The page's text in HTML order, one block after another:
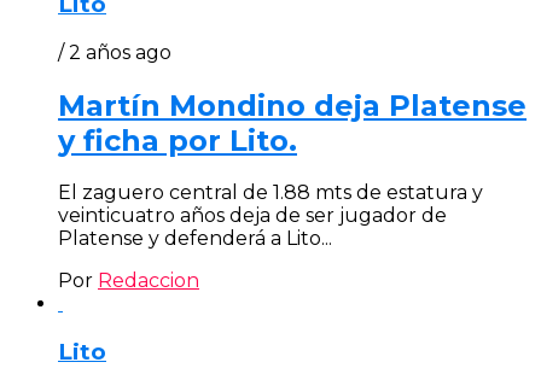
/ 2 años ago
Martín Mondino deja Platense
y ficha por Lito.
El zaguero central de 1.88 mts de estatura y
veinticuatro años deja de ser jugador de
Platense y defenderá a Lito...
Por Redaccion
Lito